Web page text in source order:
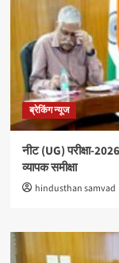
ब्रेकिंग न्यूज
नीट (UG) परीक्षा-
व्यापक समीक्षा
hindusthan samvad